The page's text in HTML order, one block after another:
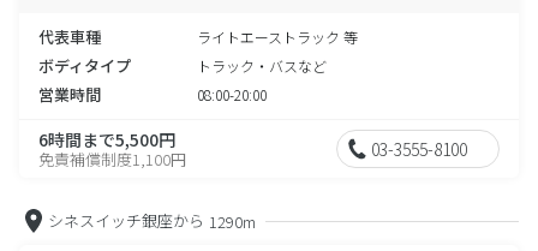
代表車種 ライトエーストラック 等
ボディタイプ トラック・バスなど
営業時間 08:00-20:00
6時間まで5,500円
免責補償制度1,100円 03-3555-8100
シネスイッチ銀座から 1290m